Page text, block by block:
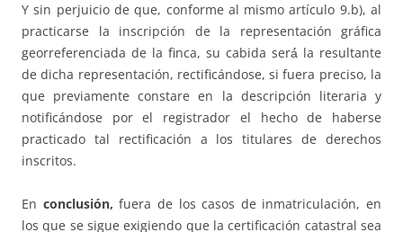
Y sin perjuicio de que, conforme al mismo artículo 9.b), al
practicarse la inscripción de la representación gráfica
georreferenciada de la finca, su cabida será́ la resultante
de dicha representación, rectificándose, si fuera preciso, la
que previamente constare en la descripción literaria y
notificándose por el registrador el hecho de haberse
practicado tal rectificación a los titulares de derechos
inscritos.
En conclusión, fuera de los casos de inmatriculación, en
los que se sigue exigiendo que la certificación catastral sea